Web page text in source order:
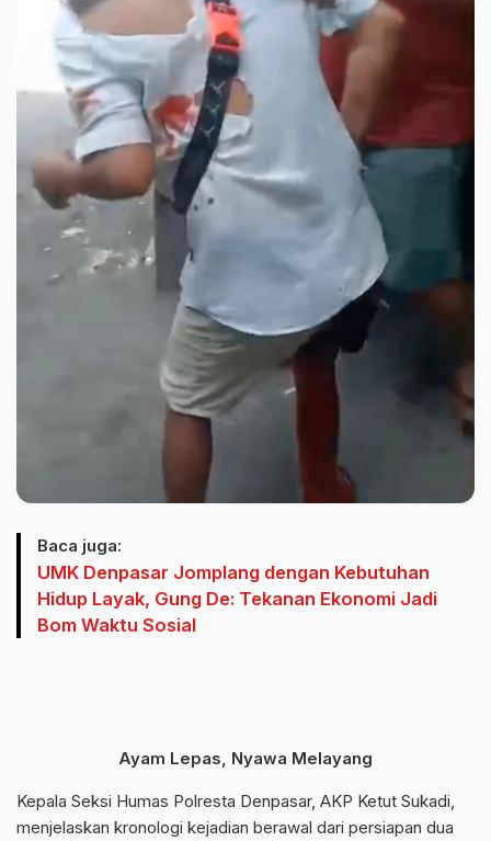
Baca juga:
UMK Denpasar Jomplang dengan Kebutuhan
Hidup Layak, Gung De: Tekanan Ekonomi Jadi
Bom Waktu Sosial
Ayam Lepas, Nyawa Melayang
Kepala Seksi Humas Polresta Denpasar, AKP Ketut Sukadi,
menjelaskan kronologi kejadian berawal dari persiapan dua